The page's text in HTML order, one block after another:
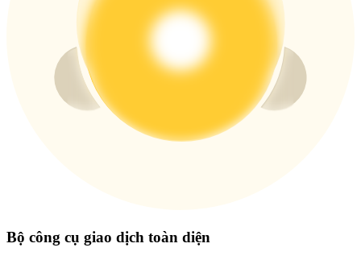
Thêm sự kiện
Nhận giải thưởng và phần thưởng độc quyền
Đăng nhập
Đăng ký
Đăng nhập Đăng ký
Bộ công cụ giao dịch toàn diện